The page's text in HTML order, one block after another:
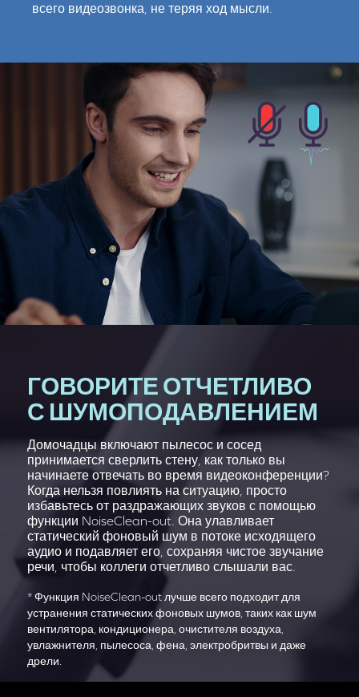
всего видеозвонка, не теряя ход мысли.
ГОВОРИТЕ ОТЧЕТЛИВО
С ШУМОПОДАВЛЕНИЕМ
Домочадцы включают пылесос и сосед
принимается сверлить стену, как только вы
начинаете отвечать во время видеоконференции?
Когда нельзя повлиять на ситуацию, просто
избавьтесь от раздражающих звуков с помощью
функции NoiseClean-out. Она улавливает
статический фоновый шум в потоке исходящего
аудио и подавляет его, сохраняя чистое звучание
речи, чтобы коллеги отчетливо слышали вас.
* Функция NoiseClean-out лучше всего подходит для
устранения статических фоновых шумов, таких как шум
вентилятора, кондиционера, очистителя воздуха,
увлажнителя, пылесоса, фена, электробритвы и даже
дрели.